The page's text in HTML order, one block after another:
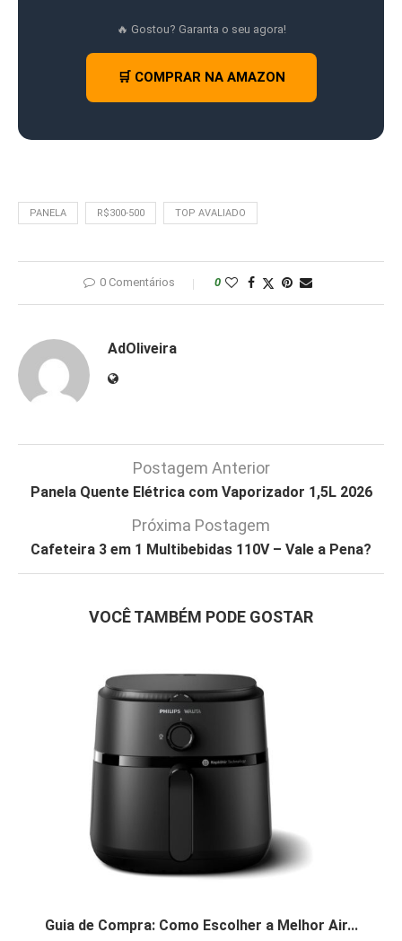
🔥 Gostou? Garanta o seu agora!
🛒 COMPRAR NA AMAZON
PANELA R$300-500 TOP AVALIADO
0 Comentários 0
AdOliveira
Postagem Anterior
Panela Quente Elétrica com Vaporizador 1,5L 2026
Próxima Postagem
Cafeteira 3 em 1 Multibebidas 110V – Vale a Pena?
VOCÊ TAMBÉM PODE GOSTAR
Guia de Compra: Como Escolher a Melhor Air...